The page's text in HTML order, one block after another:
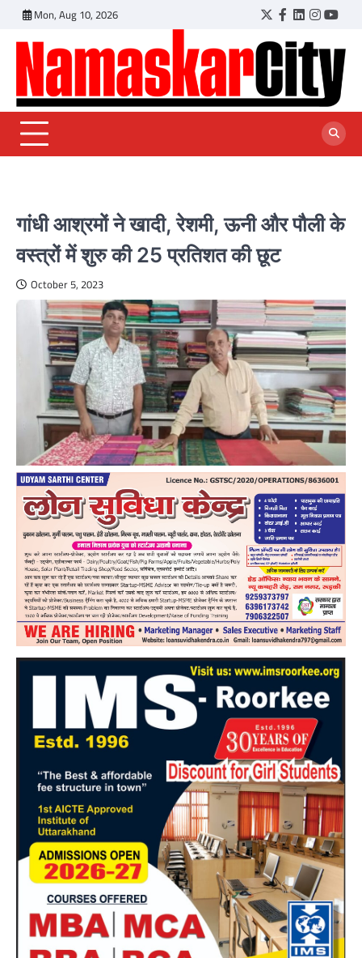
content
Mon, Aug 10, 2026 Twitter
Facebook
LinkedIn
गांधी आश्रमों ने खादी, रेशमी, ऊनी और पौली के
वस्त्रों में शुरु की 25 प्रतिशत की छूट
October 5, 2023